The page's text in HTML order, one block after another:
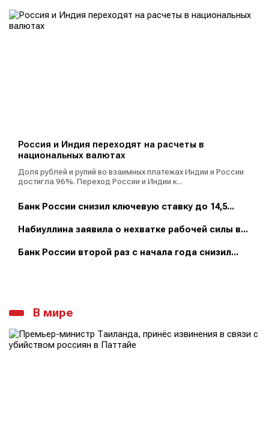
Россия и Индия переходят на расчеты в
национальных валютах
Доля рублей и рупий во взаимных платежах Индии и России
достигла 96%. Переход России и Индии к...
Банк России снизил ключевую ставку до 14,5...
Набиуллина заявила о нехватке рабочей силы в...
Банк России второй раз с начала года снизил...
В мире